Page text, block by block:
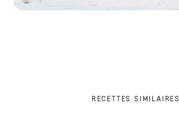
RECETTES SIMILAIRES